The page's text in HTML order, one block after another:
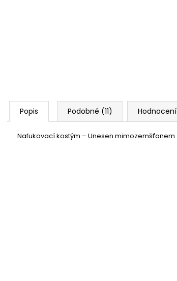
Popis Podobné (11) Hodnocení
Nafukovací kostým – Unesen mimozemšťanem